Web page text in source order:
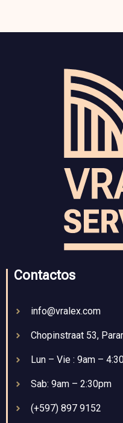
Contactos
info@vralex.com
Chopinstraat 53,
Lun – Vie : 9am –
Sab: 9am – 2:30pm
(+597) 897 9152